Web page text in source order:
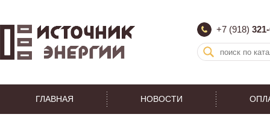
+7 (918)
ГЛАВНАЯ НОВОСТИ